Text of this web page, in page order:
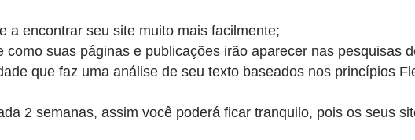
a encontrar seu site muito mais facilmente;
suas páginas e publicações irão aparecer nas pesquisas
que faz uma análise de seu texto baseados nos princípios
2 semanas, assim você poderá ficar tranquilo, pois os seus